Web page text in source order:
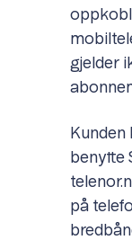
gjelder
Kunden
benytte
på